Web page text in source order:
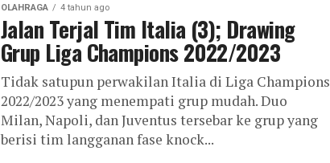
OLAHRAGA 4 tahun ago
Jalan Terjal Tim Italia (3); Drawing
Grup Liga Champions 2022/2023
Tidak satupun perwakilan Italia di Liga Champions
2022/2023 yang menempati grup mudah. Duo
Milan, Napoli, dan Juventus tersebar ke grup yang
berisi tim langganan fase knock...